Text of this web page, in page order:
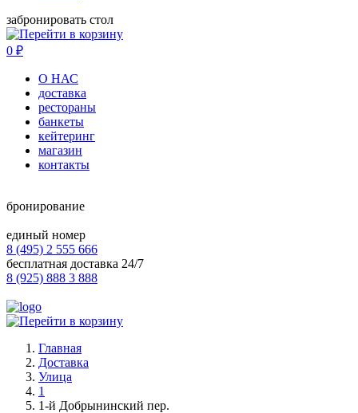
забронировать стол
0 ₽
О НАС
доставка
рестораны
банкеты
кейтеринг
магазин
контакты
бронирование
единый номер
8 (495) 2 555 666
бесплатная доставка 24/7
8 (925) 888 3 888
Главная
Доставка
Улица
1
1-й Добрынинский пер.